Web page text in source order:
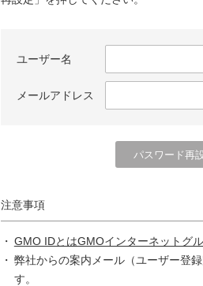
ユーザー名
メールアドレス
注意事項
GMO IDとはGMOインターネットグ
弊社からの案内メール（ユーザー登
す。